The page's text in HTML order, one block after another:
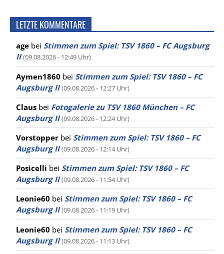
LETZTE KOMMENTARE
age bei Stimmen zum Spiel: TSV 1860 – FC Augsburg
II (09.08.2026 - 12:49 Uhr)
Aymen1860 bei Stimmen zum Spiel: TSV 1860 – FC
Augsburg II (09.08.2026 - 12:27 Uhr)
Claus bei Fotogalerie zu TSV 1860 München – FC
Augsburg II (09.08.2026 - 12:24 Uhr)
Vorstopper bei Stimmen zum Spiel: TSV 1860 – FC
Augsburg II (09.08.2026 - 12:14 Uhr)
Posicelli bei Stimmen zum Spiel: TSV 1860 – FC
Augsburg II (09.08.2026 - 11:54 Uhr)
Leonie60 bei Stimmen zum Spiel: TSV 1860 – FC
Augsburg II (09.08.2026 - 11:19 Uhr)
Leonie60 bei Stimmen zum Spiel: TSV 1860 – FC
Augsburg II (09.08.2026 - 11:13 Uhr)